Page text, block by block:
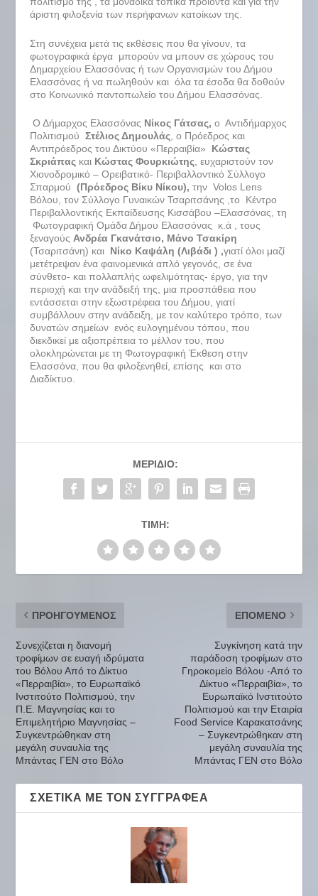
άριστη φιλοξενία των περήφανων κατοίκων της.
Στη συνέχεια μετά τις εκθέσεις που θα γίνουν, τα
φωτογραφικά έργα μπορούν να μπουν σε χώρους του
Δημαρχείου Ελασσόνας ή των Οργανισμών του Δήμου
Ελασσόνας ή να πωληθούν και όλα τα έσοδα θα δοθούν
στο Κοινωνικό παντοπωλείο του Δήμου Ελασσόνας.
Ο Δήμαρχος Ελασσόνας Νίκος Γάτσας,ο Αντιδήμαρχος
Πολιτισμού Στέλιος Δημουλάς , ο Πρόεδρος και
Αντιπρόεδρος του Δικτύου «Περραιβία» Κώστας
Σκριάπας και Κώστας Φουρκιώτης , ευχαριστούν τον
Χιονοδρομικό – Ορειβατικό- Περιβαλλοντικό Σύλλογο
Σπαρμού(Πρόεδρος Βίκυ Νίκου), την Volos Lens
Βόλου, τον Σύλλογο Γυναικών Τσαριτσάνης ,το Κέντρο
Περιβαλλοντικής Εκπαίδευσης Κισσάβου –Ελασσόνας, τη
Φωτογραφική Ομάδα Δήμου Ελασσόνας κ.ά , τους
ξεναγούς Ανδρέα Γκανάτσιο, Μάνο Τσακίρη
(Τσαριτσάνη) και Νίκο Καψάλη (Λιβάδι ) ,γιατί όλοι μαζί
μετέτρεψαν ένα φαινομενικά απλό γεγονός, σε ένα
σύνθετο- και πολλαπλής ωφελιμότητας- έργο, για την
περιοχή και την ανάδειξή της, μια προσπάθεια που
εντάσσεται στην εξωστρέφεια του Δήμου, γιατί
συμβάλλουν στην ανάδειξη, με τον καλύτερο τρόπο, των
δυνατών σημείων ενός ευλογημένου τόπου, που
διεκδικεί με αξιοπρέπεια το μέλλον του, που
ολοκληρώνεται με τη Φωτογραφική Έκθεση στην
Ελασσόνα, που θα φιλοξενηθεί, επίσης και στο
Διαδίκτυο.
ΜΕΡΊΔΙΟ:
ΤΙΜΉ:
ΠΡΟΗΓΟΎΜΕΝΟΣ
Συνεχίζεται η διανομή
τροφίμων σε ευαγή ιδρύματα
του Βόλου Από το Δίκτυο
«Περραιβία», το Ευρωπαϊκό
Ινστιτούτο Πολιτισμού, την
Π.Ε. Μαγνησίας και το
Επιμελητήριο Μαγνησίας –
Συγκεντρώθηκαν στη
μεγάλη συναυλία της
Μπάντας ΓΕΝ στο Βόλο
ΕΠΌΜΕΝΟ
Συγκίνηση κατά την
παράδοση τροφίμων στο
Γηροκομείο Βόλου -Από το
Δίκτυο «Περραιβία», το
Ευρωπαϊκό Ινστιτούτο
Πολιτισμού και την Εταιρία
Food Service Καρακατσάνης
– Συγκεντρώθηκαν στη
μεγάλη συναυλία της
Μπάντας ΓΕΝ στο Βόλο
ΣΧΕΤΙΚΆ ΜΕ ΤΟΝ ΣΥΓΓΡΑΦΈΑ